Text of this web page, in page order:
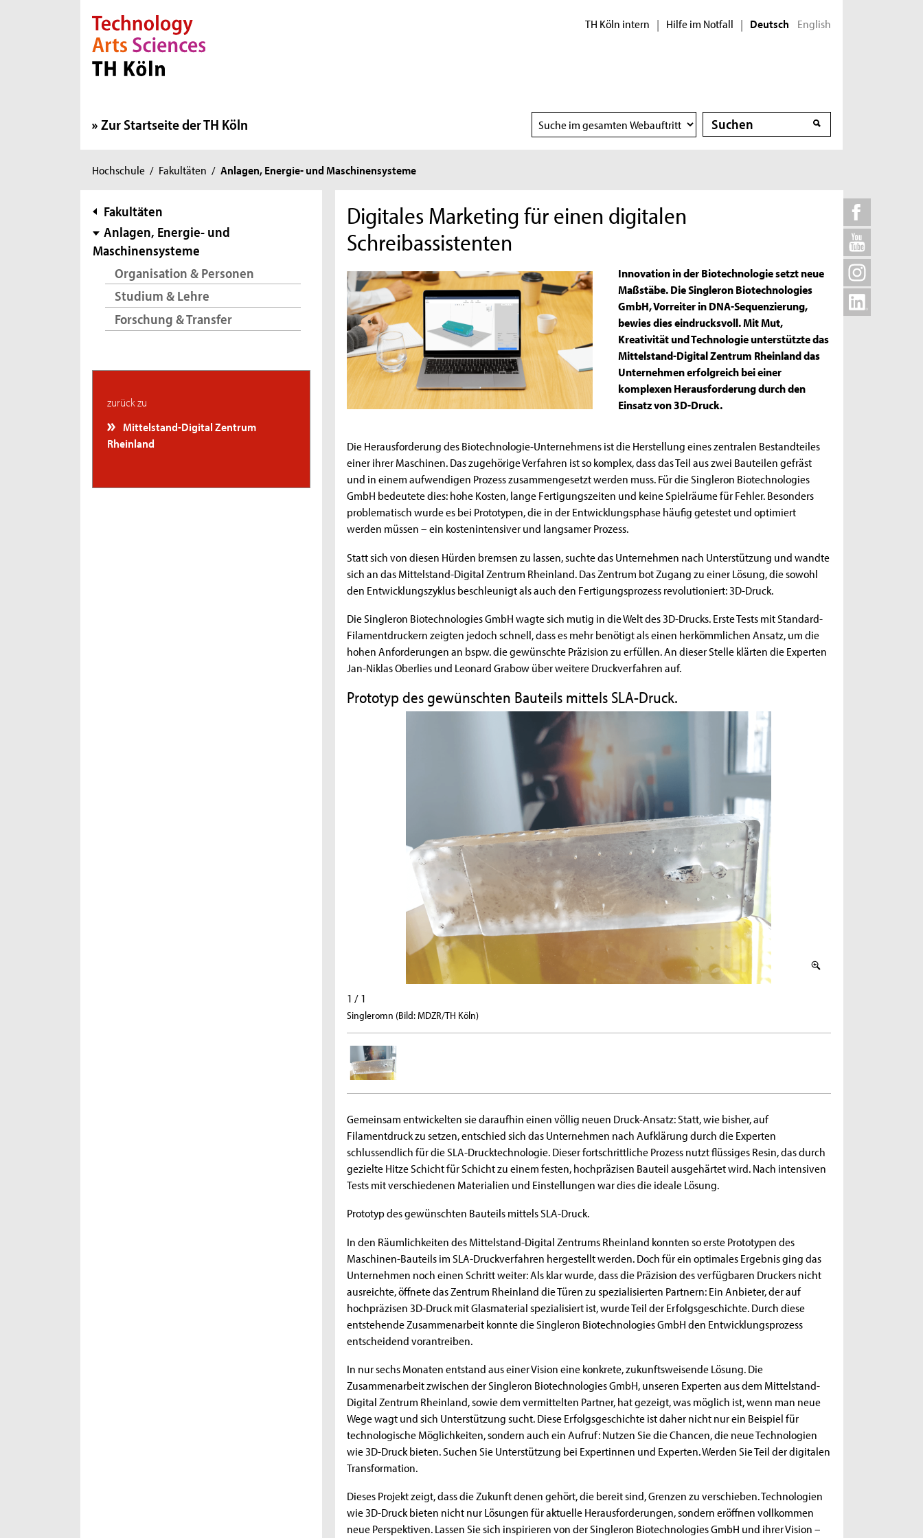
Direkt zur Hauptnavigation
Direkt zur Subnavigation
Direkt zum Inhalt
Direkt zum Fußbereich TH Köln intern | Hilfe im Notfall | Deutsch English
Zur Startseite der TH Köln
Suchbereich
wählen
Suche
Suche
Sie
hier:
Hochschule / Fakultäten / Anlagen, Energie- und Maschinensysteme
Subnavigation
Fakultäten
Anlagen, Energie- und
Maschinensysteme
Organisation & Personen
Studium & Lehre
Forschung & Transfer
zurück zu
Mittelstand-Digital Zentrum
Rheinland
Digitales Marketing für einen digitalen
Schreibassistenten
Innovation in der Biotechnologie setzt neue
Maßstäbe. Die Singleron Biotechnologies
GmbH, Vorreiter in DNA-Sequenzierung,
bewies dies eindrucksvoll. Mit Mut,
Kreativität und Technologie unterstützte das
Mittelstand-Digital Zentrum Rheinland das
Unternehmen erfolgreich bei einer
komplexen Herausforderung durch den
Einsatz von 3D-Druck.
Die Herausforderung des Biotechnologie-Unternehmens ist die Herstellung eines zentralen Bestandteiles
einer ihrer Maschinen. Das zugehörige Verfahren ist so komplex, dass das Teil aus zwei Bauteilen gefräst
und in einem aufwendigen Prozess zusammengesetzt werden muss. Für die Singleron Biotechnologies
GmbH bedeutete dies: hohe Kosten, lange Fertigungszeiten und keine Spielräume für Fehler. Besonders
problematisch wurde es bei Prototypen, die in der Entwicklungsphase häufig getestet und optimiert
werden müssen – ein kostenintensiver und langsamer Prozess.
Statt sich von diesen Hürden bremsen zu lassen, suchte das Unternehmen nach Unterstützung und wandte
sich an das Mittelstand-Digital Zentrum Rheinland. Das Zentrum bot Zugang zu einer Lösung, die sowohl
den Entwicklungszyklus beschleunigt als auch den Fertigungsprozess revolutioniert: 3D-Druck.
Die Singleron Biotechnologies GmbH wagte sich mutig in die Welt des 3D-Drucks. Erste Tests mit Standard-
Filamentdruckern zeigten jedoch schnell, dass es mehr benötigt als einen herkömmlichen Ansatz, um die
hohen Anforderungen an bspw. die gewünschte Präzision zu erfüllen. An dieser Stelle klärten die Experten
Jan-Niklas Oberlies und Leonard Grabow über weitere Druckverfahren auf.
Prototyp des gewünschten Bauteils mittels SLA-Druck.
1 / 1
Singleromn (Bild: MDZR/TH Köln)
Gemeinsam entwickelten sie daraufhin einen völlig neuen Druck-Ansatz: Statt, wie bisher, auf
Filamentdruck zu setzen, entschied sich das Unternehmen nach Aufklärung durch die Experten
schlussendlich für die SLA-Drucktechnologie. Dieser fortschrittliche Prozess nutzt flüssiges Resin, das durch
gezielte Hitze Schicht für Schicht zu einem festen, hochpräzisen Bauteil ausgehärtet wird. Nach intensiven
Tests mit verschiedenen Materialien und Einstellungen war dies die ideale Lösung.
Prototyp des gewünschten Bauteils mittels SLA-Druck.
In den Räumlichkeiten des Mittelstand-Digital Zentrums Rheinland konnten so erste Prototypen des
Maschinen-Bauteils im SLA-Druckverfahren hergestellt werden. Doch für ein optimales Ergebnis ging das
Unternehmen noch einen Schritt weiter: Als klar wurde, dass die Präzision des verfügbaren Druckers nicht
ausreichte, öffnete das Zentrum Rheinland die Türen zu spezialisierten Partnern: Ein Anbieter, der auf
hochpräzisen 3D-Druck mit Glasmaterial spezialisiert ist, wurde Teil der Erfolgsgeschichte. Durch diese
entstehende Zusammenarbeit konnte die Singleron Biotechnologies GmbH den Entwicklungsprozess
entscheidend vorantreiben.
In nur sechs Monaten entstand aus einer Vision eine konkrete, zukunftsweisende Lösung. Die
Zusammenarbeit zwischen der Singleron Biotechnologies GmbH, unseren Experten aus dem Mittelstand-
Digital Zentrum Rheinland, sowie dem vermittelten Partner, hat gezeigt, was möglich ist, wenn man neue
Wege wagt und sich Unterstützung sucht. Diese Erfolgsgeschichte ist daher nicht nur ein Beispiel für
technologische Möglichkeiten, sondern auch ein Aufruf: Nutzen Sie die Chancen, die neue Technologien
wie 3D-Druck bieten. Suchen Sie Unterstützung bei Expertinnen und Experten. Werden Sie Teil der digitalen
Transformation.
Dieses Projekt zeigt, dass die Zukunft denen gehört, die bereit sind, Grenzen zu verschieben. Technologien
wie 3D-Druck bieten nicht nur Lösungen für aktuelle Herausforderungen, sondern eröffnen vollkommen
neue Perspektiven. Lassen Sie sich inspirieren von der Singleron Biotechnologies GmbH und ihrer Vision –